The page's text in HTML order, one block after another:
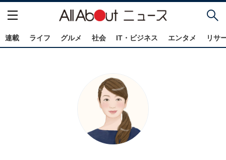
連載 ライフ グルメ 社会 IT・ビジネス エンタメ リサ